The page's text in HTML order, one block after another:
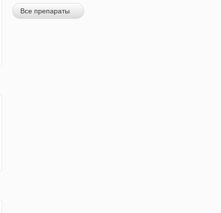
Все препараты